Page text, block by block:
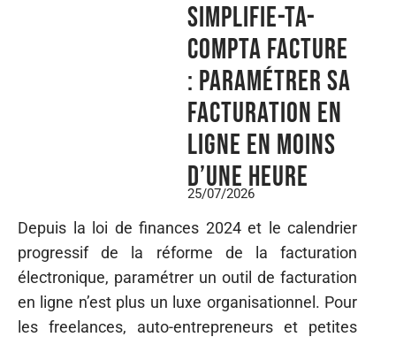
Simplifie-ta-
compta facture
: paramétrer sa
facturation en
ligne en moins
d’une heure
25/07/2026
Depuis la loi de finances 2024 et le calendrier
progressif de la réforme de la facturation
électronique, paramétrer un outil de facturation
en ligne n’est plus un luxe organisationnel. Pour
les freelances, auto-entrepreneurs et petites